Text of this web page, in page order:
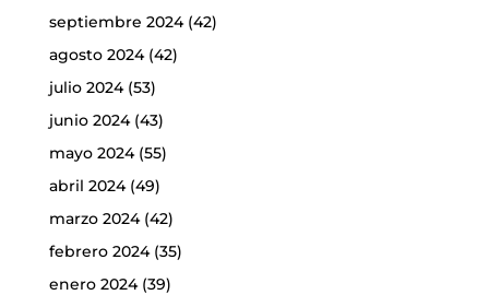
septiembre 2024(42)
agosto 2024(42)
julio 2024(53)
junio 2024(43)
mayo 2024(55)
abril 2024(49)
marzo 2024(42)
febrero 2024(35)
enero 2024(39)